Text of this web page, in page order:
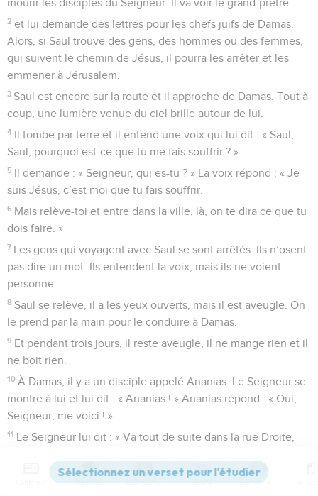
mourir les disciples du Seigneur. Il va voir le grand-prêtre
2 et lui demande des lettres pour les chefs juifs de Damas.
Alors, si Saul trouve des gens, des hommes ou des femmes,
qui suivent le chemin de Jésus, il pourra les arrêter et les
emmener à Jérusalem.
3 Saul est encore sur la route et il approche de Damas. Tout à
coup, une lumière venue du ciel brille autour de lui.
4 Il tombe par terre et il entend une voix qui lui dit : « Saul,
Saul, pourquoi est-ce que tu me fais souffrir ? »
5 Il demande : « Seigneur, qui es-tu ? » La voix répond : « Je
suis Jésus, c’est moi que tu fais souffrir.
6 Mais relève-toi et entre dans la ville, là, on te dira ce que tu
dois faire. »
7 Les gens qui voyagent avec Saul se sont arrêtés. Ils n’osent
pas dire un mot. Ils entendent la voix, mais ils ne voient
personne.
8 Saul se relève, il a les yeux ouverts, mais il est aveugle. On
le prend par la main pour le conduire à Damas.
9 Et pendant trois jours, il reste aveugle, il ne mange rien et il
ne boit rien.
10 À Damas, il y a un disciple appelé Ananias. Le Seigneur se
montre à lui et lui dit : « Ananias ! » Ananias répond : « Oui,
Seigneur, me voici ! »
11 Le Seigneur lui dit : « Va tout de suite dans la rue Droite,
de Tarse. Il est en train de prier,
Versions Commentaires Strong